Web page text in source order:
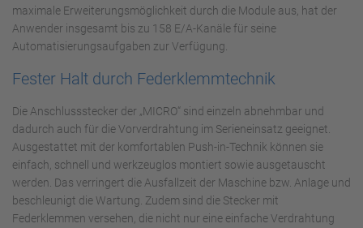
maximale Erweiterungsmöglichkeit durch die Module aus, hat der
Anwender insgesamt bis zu 158 E/A-Kanäle für seine
Automatisierungsaufgaben zur Verfügung.
Fester Halt durch Federklemmtechnik
Die Anschlussstecker der „MICRO“ sind einzeln abnehmbar und
dadurch auch für die Vorverdrahtung im Serieneinsatz geeignet.
Ausgestattet mit der komfortablen Push-in-Technik können sie
einfach, schnell und werkzeuglos montiert sowie ausgetauscht
werden. Das verringert die Ausfallzeit der Maschine bzw. Anlage und
beschleunigt die Wartung. Zudem sind die Stecker mit
Federklemmen versehen, die nicht nur eine einfache Verdrahtung